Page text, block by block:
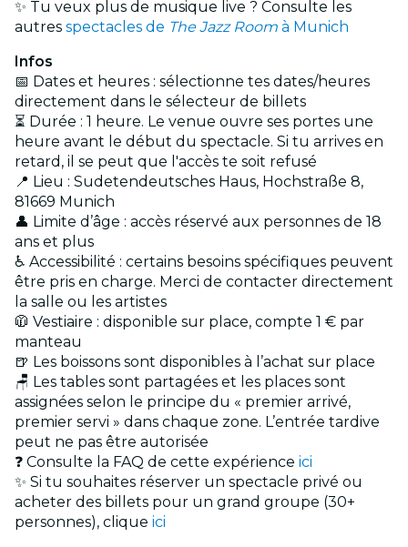
✨ Tu veux plus de musique live ? Consulte les
autres spectacles de The Jazz Room à Munich
Infos
📅 Dates et heures : sélectionne tes dates/heures
directement dans le sélecteur de billets
⏳ Durée : 1 heure. Le venue ouvre ses portes une
heure avant le début du spectacle. Si tu arrives en
retard, il se peut que l'accès te soit refusé
📍 Lieu : Sudetendeutsches Haus, Hochstraße 8,
81669 Munich
👤 Limite d’âge : accès réservé aux personnes de 18
ans et plus
♿ Accessibilité : certains besoins spécifiques peuvent
être pris en charge. Merci de contacter directement
la salle ou les artistes
🧥 Vestiaire : disponible sur place, compte 1 € par
manteau
🍺 Les boissons sont disponibles à l’achat sur place
🪑 Les tables sont partagées et les places sont
assignées selon le principe du « premier arrivé,
premier servi » dans chaque zone. L’entrée tardive
peut ne pas être autorisée
❓ Consulte la FAQ de cette expérience ici
✨ Si tu souhaites réserver un spectacle privé ou
acheter des billets pour un grand groupe (30+
personnes), clique ici